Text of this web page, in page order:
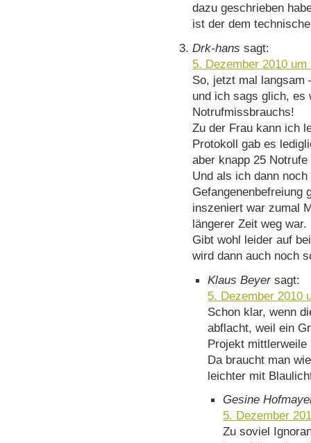
dazu geschrieben
ist der dem
Drk-hans sagt:
5. Dezember 2010 um
So, jetzt mal langsam
und ich sags glich, es
Notrufmissbrauchs!
Zu der Frau kann ich
Protokoll gab es
aber knapp 25
Und als ich dann
Gefangenenbefreiung
inszeniert war zumal
längerer Zeit weg war.
Gibt wohl leider auf
wird dann auch noch
Klaus Beyer sagt:
5. Dezember 2010
Schon klar, wenn
abflacht, weil ein
Projekt
Da braucht man
leichter mit
Gesine
5. Dezember
Zu soviel